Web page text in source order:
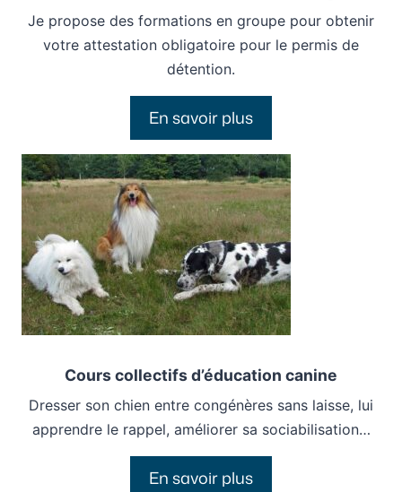
Je propose des formations en groupe pour obtenir
votre attestation obligatoire pour le permis de
détention.
En savoir plus
Cours collectifs d’éducation canine
Dresser son chien entre congénères sans laisse, lui
apprendre le rappel, améliorer sa sociabilisation…
En savoir plus